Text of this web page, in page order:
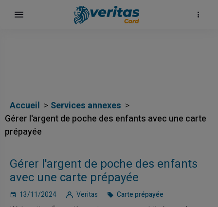
Accueil
Services annexes
Gérer l'argent de poche des enfants avec une carte
prépayée
Gérer l'argent de poche des enfants
avec une carte prépayée
13/11/2024 Veritas Carte prépayée